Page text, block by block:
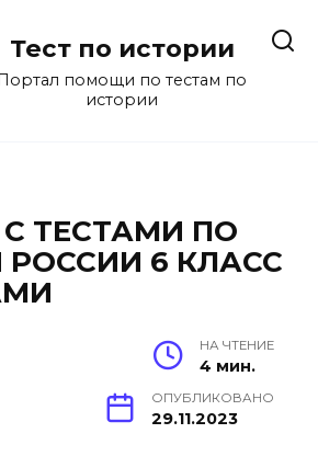
Тест по истории
помощи по тестам по
истории
ТЕСТАМИ ПО
6 КЛАСС
НА ЧТЕНИЕ
4 мин.
ОПУБЛИКОВАНО
29.11.2023